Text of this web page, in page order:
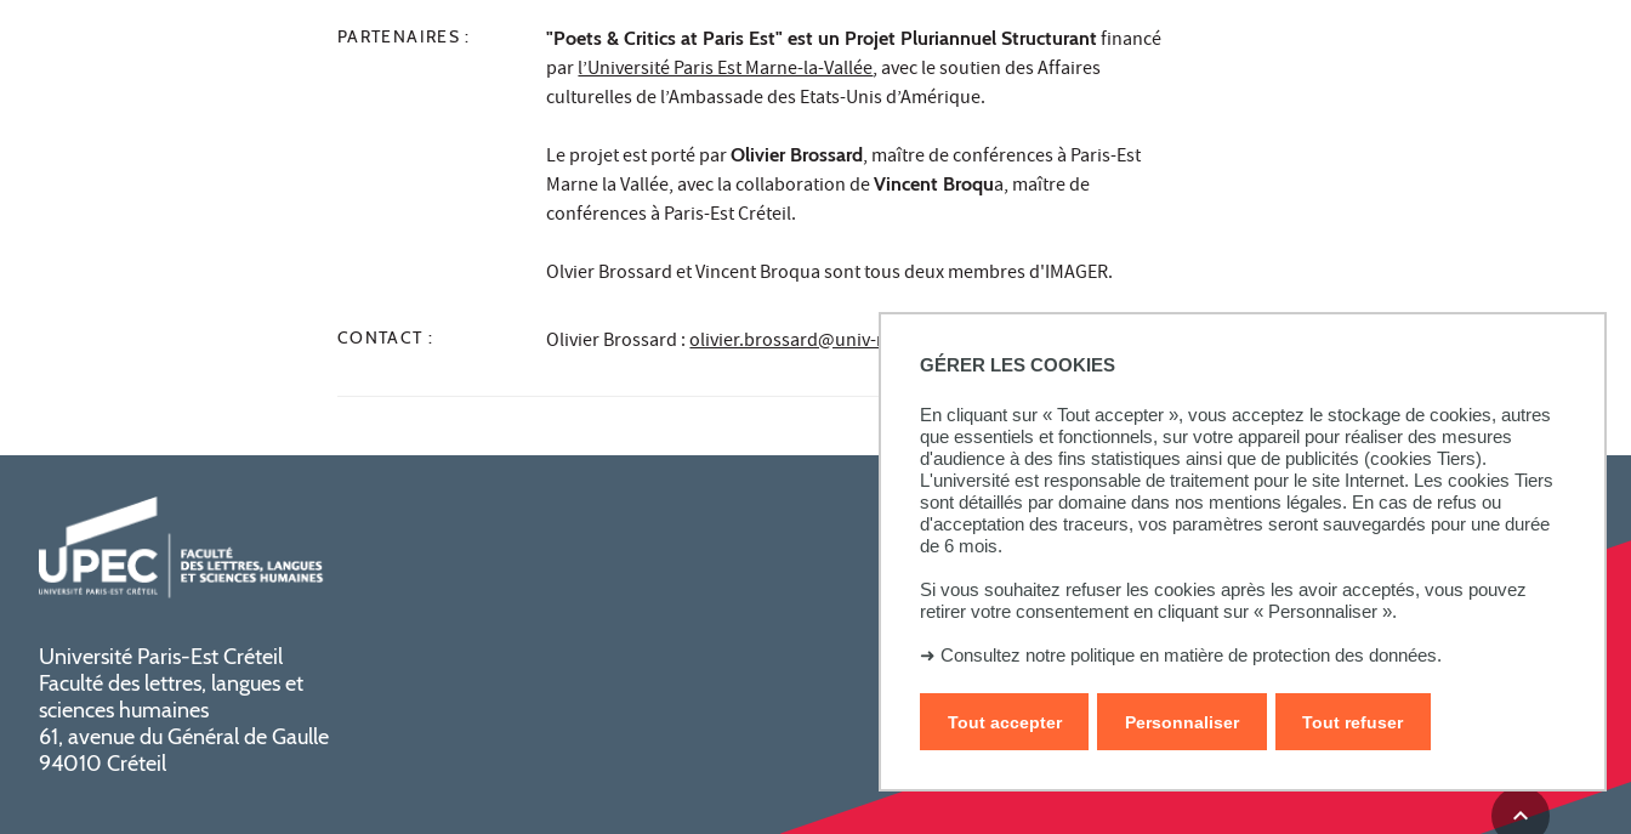
GÉRER LES COOKIES
En cliquant sur « Tout accepter », vous acceptez le stockage de cookies, autres
que essentiels et fonctionnels, sur votre appareil pour réaliser des mesures
d'audience à des fins statistiques ainsi que de publicités (cookies Tiers).
L'université est responsable de traitement pour le site Internet. Les cookies Tiers
sont détaillés par domaine dans nos mentions légales. En cas de refus ou
d'acceptation des traceurs, vos paramètres seront sauvegardés pour une durée
de 6 mois.
Si vous souhaitez refuser les cookies après les avoir acceptés, vous pouvez
retirer votre consentement en cliquant sur « Personnaliser ».
➜ Consultez notre politique en matière de protection des données.
Tout accepter Tout refuser
Personnaliser
PARTENAIRES : "Poets & Critics at Paris Est" est un Projet Pluriannuel Structurantfinancé
parl’Université Paris Est Marne-la-Vallée, avec le soutien des Affaires
culturelles de l’Ambassade des Etats-Unis d’Amérique.
Le projet est porté parOlivier Brossard, maître de conférences à Paris-Est
Marne la Vallée, avec la collaboration deVincent Broqua, maître de
conférences à Paris-Est Créteil.
Olvier BrossardetVincent Broquasont tous deux membres d'IMAGER.
CONTACT : Olivier Brossard :olivier.brossard@univ-mlv.fr
Université Paris-Est Créteil
Faculté des lettres, langues et
sciences humaines
61, avenue du Général de Gaulle
94010 Créteil